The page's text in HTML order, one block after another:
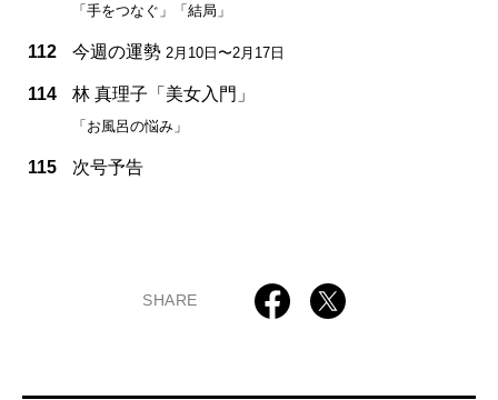
「手をつなぐ」「結局」
112 今週の運勢 2月10日〜2月17日
114 林 真理子「美女入門」
「お風呂の悩み」
115 次号予告
SHARE